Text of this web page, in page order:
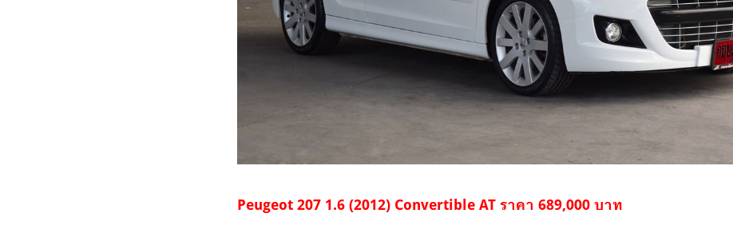
Peugeot 207 1.6 (2012) Convertible AT ราคา 689,000 บาท